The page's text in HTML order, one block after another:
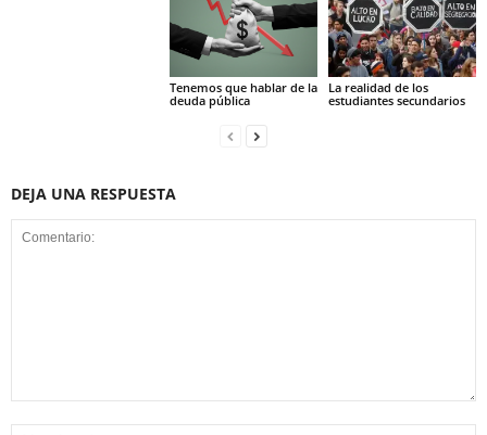
Tenemos que hablar de la
deuda pública
La realidad de los
estudiantes secundarios
DEJA UNA RESPUESTA